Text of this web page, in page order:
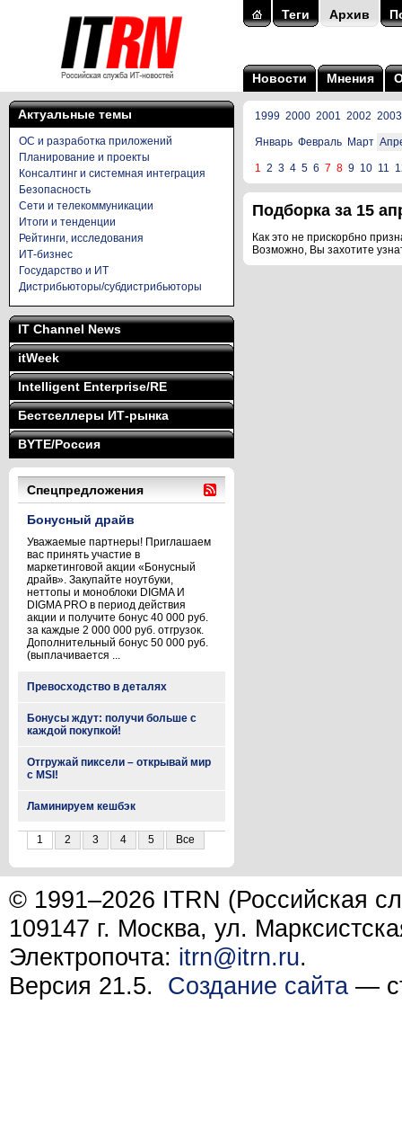
Теги Архив
Новости Мнения
Актуальные темы
ОС и разработка приложений
Планирование и проекты
Консалтинг и системная интеграция
Безопасность
Сети и телекоммуникации
Итоги и тенденции
Рейтинги, исследования
ИТ-бизнес
Государство и ИТ
Дистрибьюторы/субдистрибьюторы
IT Channel News
itWeek
Intelligent Enterprise/RE
Бестселлеры ИТ-рынка
BYTE/Россия
Спецпредложения
Бонусный драйв
Уважаемые партнеры! Приглашаем
вас принять участие в
маркетинговой акции «Бонусный
драйв». Закупайте ноутбуки,
неттопы и моноблоки DIGMA И
DIGMA PRO в период действия
акции и получите бонус 40 000 руб.
за каждые 2 000 000 руб. отгрузок.
Дополнительный бонус 50 000 руб.
(выплачивается ...
Превосходство в деталях
Бонусы ждут: получи больше с
каждой покупкой!
Отгружай пиксели – открывай мир
с MSI!
Ламинируем кешбэк
1 2 3 4 5 Все
1999 2000 2001 2002 2003
Январь Февраль Март
1 2 3 4 5 6 7 8 9 10 11
Подборка за 15
Как это не прискорбно
Возможно, Вы захотите
© 1991–2026 ITRN (Российская
109147 г. Москва, ул.
Электропочта: itrn@itrn.ru.
Версия 21.5. Создание сайта —